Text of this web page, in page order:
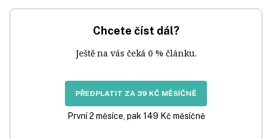
Chcete číst dál?
Ještě na vás čeká 0 % článku.
PŘEDPLATIT ZA 39 KČ MĚSÍČNĚ
První 2 měsíce, pak 149 Kč měsíčně